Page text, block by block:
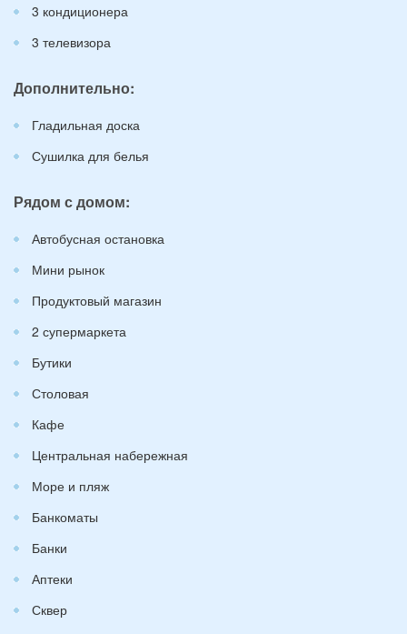
3 кондиционера
3 телевизора
Дополнительно:
Гладильная доска
Сушилка для белья
Рядом с домом:
Автобусная остановка
Мини рынок
Продуктовый магазин
2 супермаркета
Бутики
Столовая
Кафе
Центральная набережная
Море и пляж
Банкоматы
Банки
Аптеки
Сквер